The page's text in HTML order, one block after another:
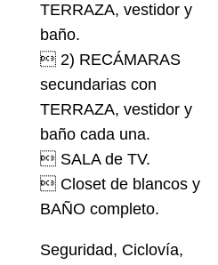
TERRAZA, vestidor y
baño.
 2) RECÁMARAS
secundarias con
TERRAZA, vestidor y
baño cada una.
 SALA de TV.
 Closet de blancos y
BAÑO completo.
Seguridad, Ciclovía,